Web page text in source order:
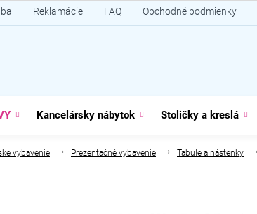
Reklamácie FAQ Obchodné podmienky
Kancelársky nábytok Stoličky a kreslá
vybavenie Prezentačné vybavenie Tabule a nástenky